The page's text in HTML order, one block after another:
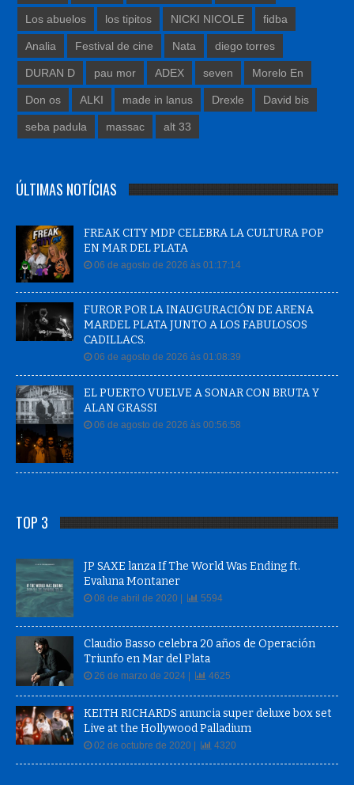
Los abuelos los tipitos NICKI NICOLE fidba
Analia Festival de cine Nata diego torres
DURAN D pau mor ADEX seven Morelo En
Don os ALKI made in lanus Drexle David bis
seba padula massac alt 33
ÚLTIMAS NOTÍCIAS
FREAK CITY MDP CELEBRA LA CULTURA POP
EN MAR DEL PLATA
06 de agosto de 2026 às 01:17:14
FUROR POR LA INAUGURACIÓN DE ARENA
MARDEL PLATA JUNTO A LOS FABULOSOS
CADILLACS.
06 de agosto de 2026 às 01:08:39
EL PUERTO VUELVE A SONAR CON BRUTA Y
ALAN GRASSI
06 de agosto de 2026 às 00:56:58
TOP 3
JP SAXE lanza If The World Was Ending ft.
Evaluna Montaner
08 de abril de 2020 | 5594
Claudio Basso celebra 20 años de Operación
Triunfo en Mar del Plata
26 de marzo de 2024 | 4625
KEITH RICHARDS anuncia super deluxe box set
Live at the Hollywood Palladium
02 de octubre de 2020 | 4320